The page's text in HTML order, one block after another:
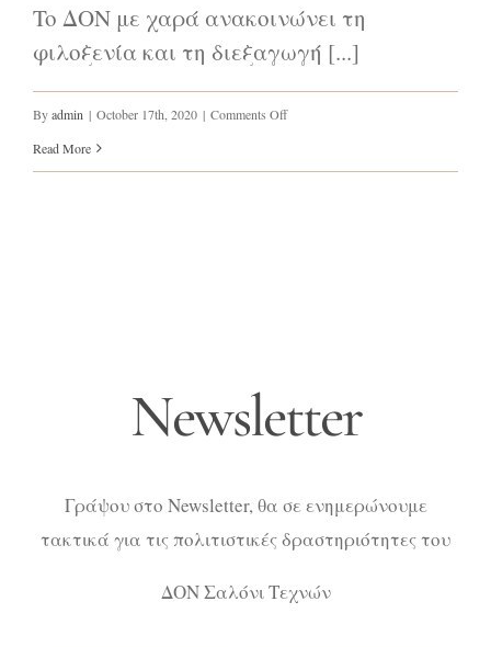
To ΔΟΝ με χαρά ανακοινώνει τη
φιλοξενία και τη διεξαγωγή [...]
Byadmin | October 17th, 2020 | Comments Offon
Read More
Newsletter
Γράψου στο Newsletter, θα σε ενημερώνουμε
τακτικά για τις πολιτιστικές δραστηριότητες του
ΔΟΝ Σαλόνι Τεχνών